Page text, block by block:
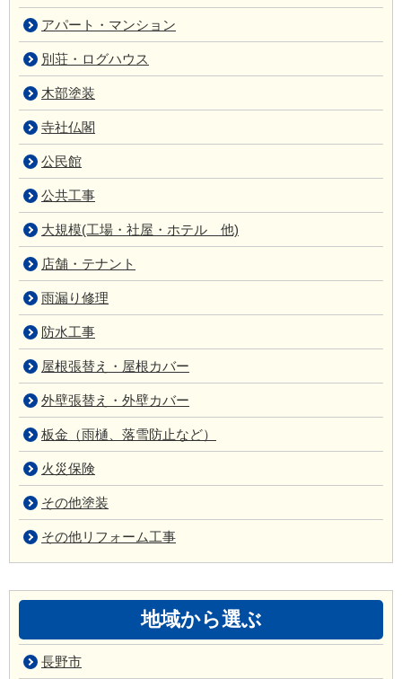
アパート・マンション
別荘・ログハウス
木部塗装
寺社仏閣
公民館
公共工事
大規模(工場・社屋・ホテル 他)
店舗・テナント
雨漏り修理
防水工事
屋根張替え・屋根カバー
外壁張替え・外壁カバー
板金（雨樋、落雪防止など）
火災保険
その他塗装
その他リフォーム工事
地域から選ぶ
長野市